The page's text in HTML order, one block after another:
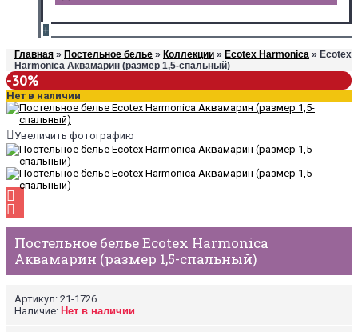
+
Главная » Постельное белье » Коллекции » Ecotex Harmonica » Ecotex
Harmonica Аквамарин (размер 1,5-спальный)
-30%
Нет в наличии
Увеличить фотографию
Постельное белье Ecotex Harmonica
Аквамарин (размер 1,5-спальный)
Артикул: 21-1726
Наличие: Нет в наличии